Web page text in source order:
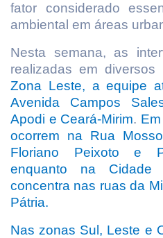
fator considerado
ambiental em áreas
Nesta semana, as
realizadas em
Zona Leste, a equipe
Avenida Campos
Apodi e Ceará-Mirim.
ocorrem
na
Rua
Floriano Peixoto e
enquanto na
concentra nas ruas da
Pátria.
Nas zonas Sul, Leste e